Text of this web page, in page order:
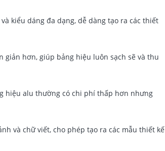
kiểu dáng đa dạng, dễ dàng tạo ra các thiết
hơn, giúp bảng hiệu luôn sạch sẽ và thu
hiệu alu thường có chi phí thấp hơn nhưng
và chữ viết, cho phép tạo ra các mẫu thiết kế